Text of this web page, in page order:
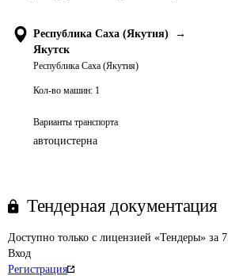
Республика Саха (Якутия)
→
Якутск
Республика Саха (Якутия)
Кол-во машин: 1
Варианты транспорта
автоцистерна
Тендерная документация
Доступно только с лицензией «Тендеры» за
Вход
Регистрация